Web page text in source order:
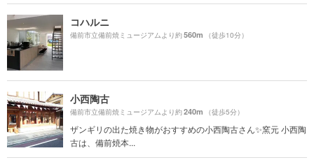
コハルニ
備前市立備前焼ミュージアムより約560m （徒歩10分）
小西陶古
備前市立備前焼ミュージアムより約240m （徒歩5分）
ザンギリの出た焼き物がおすすめの小西陶古さん✨窯元 小西陶
古は、備前焼本...